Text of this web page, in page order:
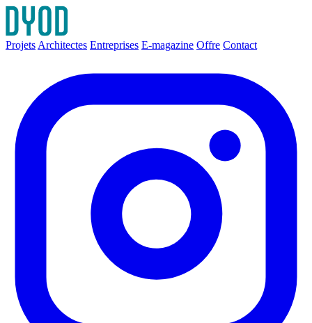
Projets Architectes Entreprises E-magazine Offre Contact